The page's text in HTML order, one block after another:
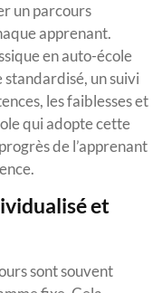
un parcours
apprenant.
en auto-école
standardisé, un suivi
les faiblesses et
qui adopte cette
de l’apprenant
et
sont souvent